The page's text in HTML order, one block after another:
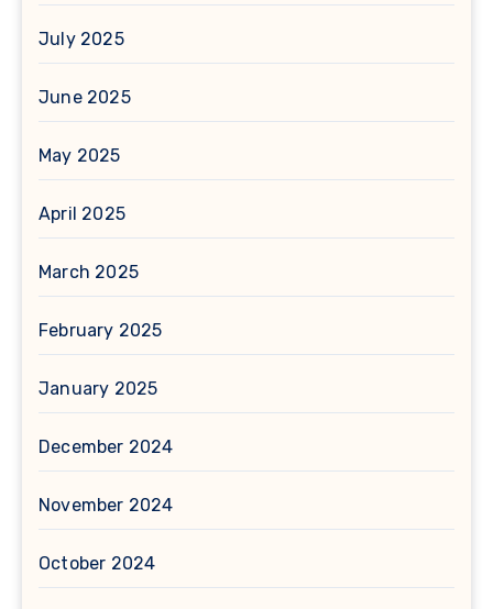
July 2025
June 2025
May 2025
April 2025
March 2025
February 2025
January 2025
December 2024
November 2024
October 2024